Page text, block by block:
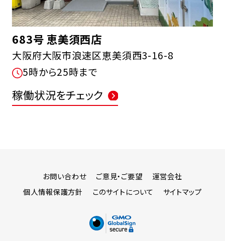
683号 恵美須西店
大阪府大阪市浪速区恵美須西3-16-8
5時から25時まで
稼働状況をチェック
お問い合わせ ご意見・ご要望
運営会社
個人情報保護方針
このサイトについて サイトマップ